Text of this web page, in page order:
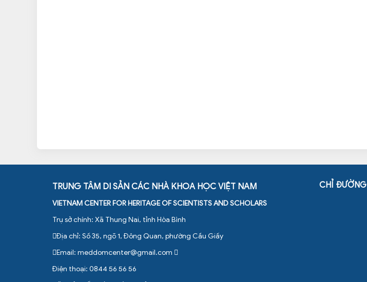
TRUNG TÂM DI SẢN CÁC NHÀ KHOA HỌC VIỆT NAM
VIETNAM CENTER FOR HERITAGE OF SCIENTISTS AND SCHOLARS
Trụ sở chính: Xã Thung Nai, tỉnh Hòa Bình
Địa chỉ: Số 35, ngõ 1, Đông Quan, phường Cầu Giấy
Email: meddomcenter@gmail.com
Điện thoại: 0844 56 56 56
CHỈ ĐƯỜNG